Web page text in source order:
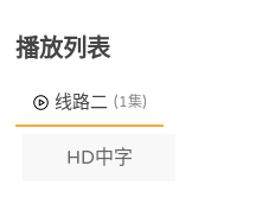
播放列表
线路二 (1集)
HD中字